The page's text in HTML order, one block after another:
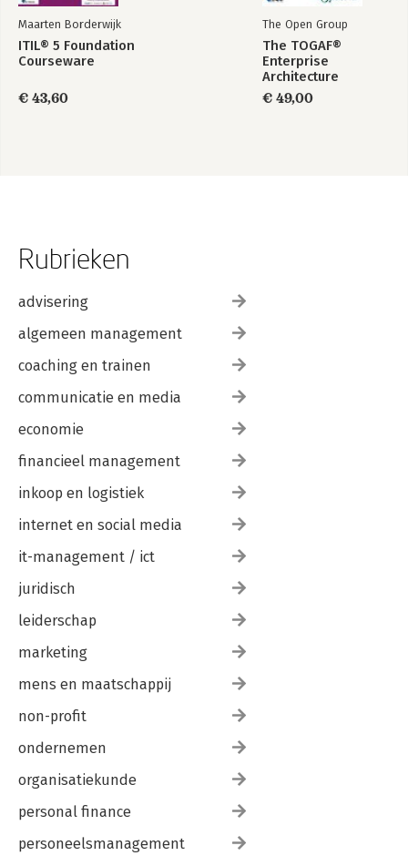
Maarten Borderwijk
ITIL® 5 Foundation
Courseware
€ 43,60
The Open Group
The TOGAF®
Enterprise
Architecture
Foundation Study
Guide
€ 49,00
Rubrieken
advisering
algemeen management
coaching en trainen
communicatie en media
economie
financieel management
inkoop en logistiek
internet en social media
it-management / ict
juridisch
leiderschap
marketing
mens en maatschappij
non-profit
ondernemen
organisatiekunde
personal finance
personeelsmanagement